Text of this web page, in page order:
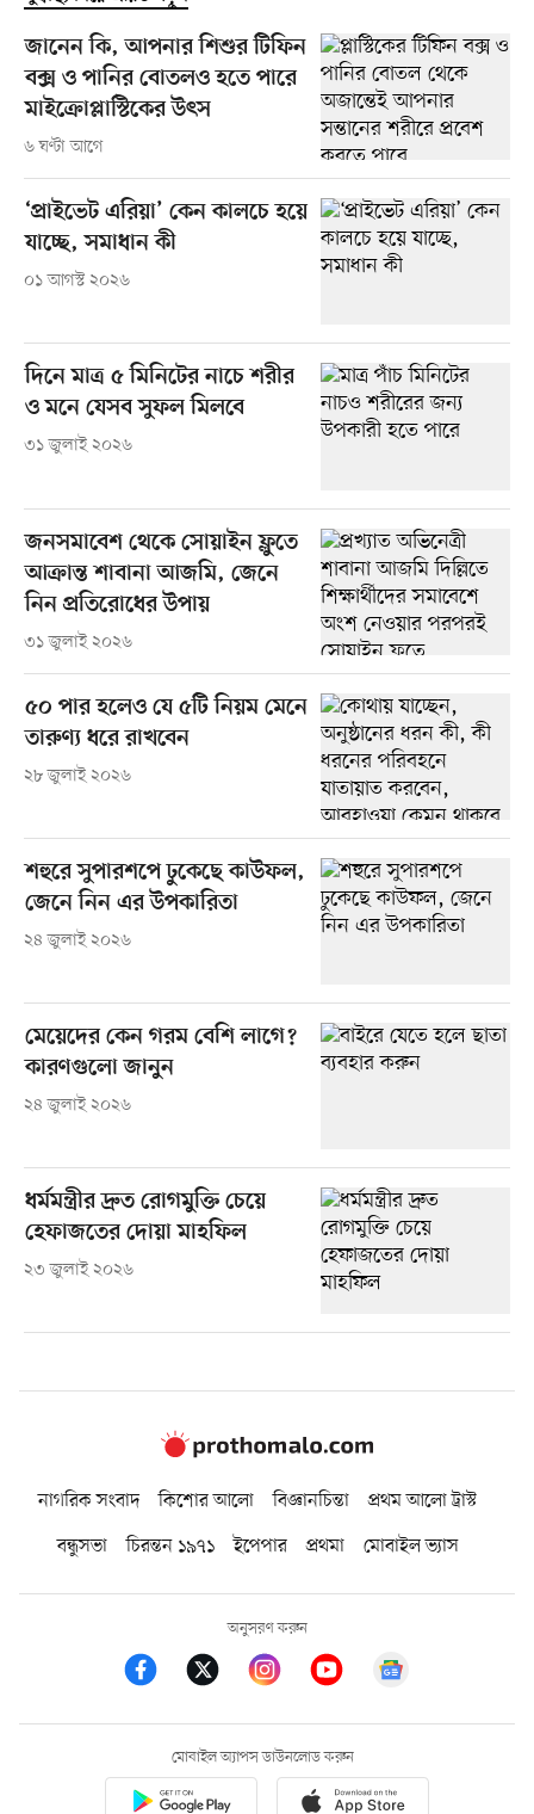
জানেন কি, আপনার শিশুর টিফিন
বক্স ও পানির বোতলও হতে পারে
মাইক্রোপ্লাস্টিকের উৎস
৬ ঘণ্টা আগে
‘প্রাইভেট এরিয়া’ কেন কালচে হয়ে
যাচ্ছে, সমাধান কী
০১ আগস্ট ২০২৬
দিনে মাত্র ৫ মিনিটের নাচে শরীর
ও মনে যেসব সুফল মিলবে
৩১ জুলাই ২০২৬
জনসমাবেশ থেকে সোয়াইন ফ্লুতে
আক্রান্ত শাবানা আজমি, জেনে
নিন প্রতিরোধের উপায়
৩১ জুলাই ২০২৬
৫০ পার হলেও যে ৫টি নিয়ম মেনে
তারুণ্য ধরে রাখবেন
২৮ জুলাই ২০২৬
শহুরে সুপারশপে ঢুকেছে কাউফল,
জেনে নিন এর উপকারিতা
২৪ জুলাই ২০২৬
মেয়েদের কেন গরম বেশি লাগে?
কারণগুলো জানুন
২৪ জুলাই ২০২৬
ধর্মমন্ত্রীর দ্রুত রোগমুক্তি চেয়ে
হেফাজতের দোয়া মাহফিল
২৩ জুলাই ২০২৬
নাগরিক সংবাদ কিশোর আলো বিজ্ঞানচিন্তা
প্রথম আলো ট্রাস্ট
বন্ধুসভা
চিরন্তন ১৯৭১ ইপেপার প্রথমা মোবাইল ভ্যাস
অনুসরণ করুন
মোবাইল অ্যাপস ডাউনলোড করুন